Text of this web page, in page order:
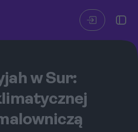
w Sur: